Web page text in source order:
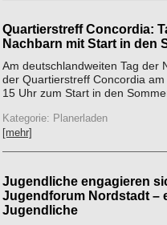
Quartierstreff Concordia:
Nachbarn mit Start in den
Am deutschlandweiten Tag der
der Quartierstreff Concordia
15 Uhr zum Start in den
Kategorie: Planerladen
[mehr]
Jugendliche engagieren
Jugendforum Nordstadt –
Jugendliche